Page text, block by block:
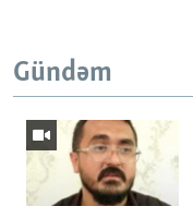
Gündəm